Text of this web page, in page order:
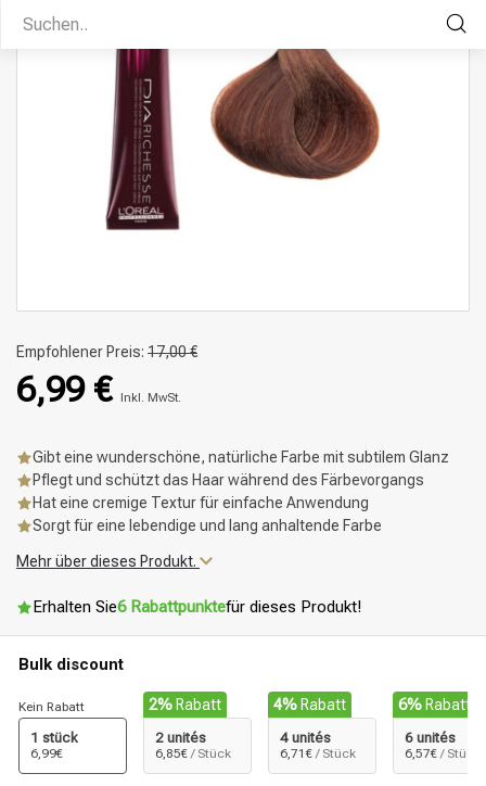
Empfohlener Preis: 17,00 €
6,99 € Inkl. MwSt.
Gibt eine wunderschöne, natürliche Farbe mit subtilem Glanz
Pflegt und schützt das Haar während des Färbevorgangs
Hat eine cremige Textur für einfache Anwendung
Sorgt für eine lebendige und lang anhaltende Farbe
Mehr über dieses Produkt.
Erhalten Sie6 Rabattpunktefür dieses Produkt!
Bulk discount
Kein Rabatt
1 stück
6,99€
2% Rabatt
2 unités
6,85€ / Stück
4% Rabatt
4 unités
6,71€ / Stück
6% Rabatt
6 unités
6,57€ / Stück